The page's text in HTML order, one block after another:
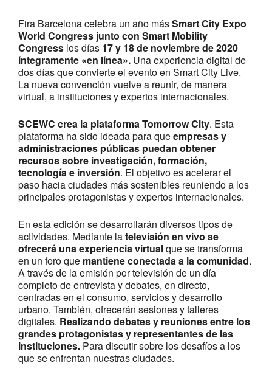
Fira Barcelona celebra un año másSmart City Expo
World Congress junto con Smart Mobility
Congress los días 17 y 18 de noviembre de 2020
íntegramente «en línea». Una experiencia digital de
dos días que convierte el evento en Smart City Live.
La nueva convención vuelve a reunir, de manera
virtual, a instituciones y expertos internacionales.
SCEWC crea la plataforma Tomorrow City. Esta
plataforma ha sido ideada para queempresas y
administraciones públicas puedan obtener
recursos sobre investigación, formación,
tecnología e inversión. El objetivo es acelerar el
paso hacia ciudades más sostenibles reuniendo a los
principales protagonistas y expertos internacionales.
En esta edición se desarrollarán diversos tipos de
actividades. Mediante latelevisión en vivo se
ofrecerá una experiencia virtualque se transforma
en un foro que mantiene conectada a la comunidad.
A través de la emisión por televisión de un día
completo de entrevista y debates, en directo,
centradas en el consumo, servicios y desarrollo
urbano. También, ofrecerán sesiones y talleres
digitales. Realizando debates y reuniones entre los
grandes protagonistas y representantes de las
instituciones. Para discutir sobre los desafíos a los
que se enfrentan nuestras ciudades.